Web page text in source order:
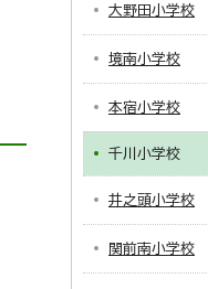
大野田小学校
境南小学校
本宿小学校
千川小学校
井之頭小学校
関前南小学校